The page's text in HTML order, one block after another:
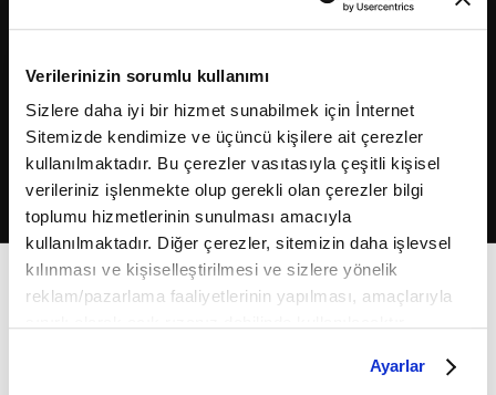
Verilerinizin sorumlu kullanımı
Sizlere daha iyi bir hizmet sunabilmek için İnternet
Sitemizde kendimize ve üçüncü kişilere ait çerezler
kullanılmaktadır. Bu çerezler vasıtasıyla çeşitli kişisel
verileriniz işlenmekte olup gerekli olan çerezler bilgi
toplumu hizmetlerinin sunulması amacıyla
kullanılmaktadır. Diğer çerezler, sitemizin daha işlevsel
kılınması ve kişiselleştirilmesi ve sizlere yönelik
reklam/pazarlama faaliyetlerinin yapılması, amaçlarıyla
belirleyebilirsiniz. Çerezlere ilişkin detaylı bilgi için
Ayarlar
2026Fikriyat. Tüm hakları saklıdır.